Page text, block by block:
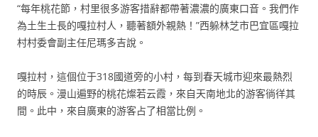
“每年桃花節，村里很多游客措辭都帶著濃濃的廣東口音。我們作
為土生土長的嘎拉村人，聽著額外親熱！”西躲林芝市巴宜區嘎拉
村村委會副主任尼瑪多吉說。
嘎拉村，這個位于318國道旁的小村，每到春天城市迎來最熱烈
的時辰。漫山遍野的桃花燦若云霞，來自天南地北的游客徜徉其
間。此中，來自廣東的游客占了相當比例。